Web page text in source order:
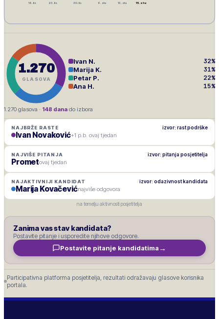
16. lis 23. lis 30. lis 6. stu 13. stu 15. stu
1.270
GLASOVA
Ivan N. 32%
Marija K. 31%
Petar P. 22%
Ana H. 15%
1.270 glasova · 148 dana do izbora
NAJBRŽE RASTE izvor: rast podrške
Ivan Novaković+1 p.b. ovaj tjedan
NAJVIŠE PITANJA izvor: pitanja posjetitelja
Prometovaj tjedan
NAJAKTIVNIJI KANDIDAT izvor: odazivnost kandidata
Marija Kovačevićnajviše odgovora
na temelju aktivnosti posjetitelja
Zanima vas stav kandidata?
Postavite pitanje i usporedite njihove odgovore.
Postavite pitanje kandidatima →
Participativna platforma posjetitelja, rezultati odražavaju glasove korisnika
portala.